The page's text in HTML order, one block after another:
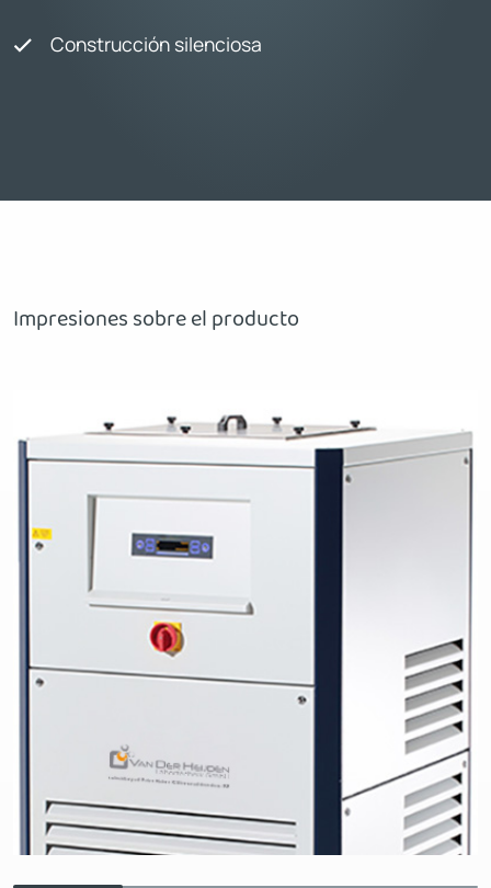
Construcción silenciosa
Impresiones sobre el producto